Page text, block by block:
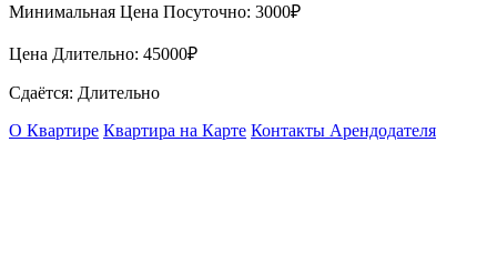
Минимальная Цена Посуточно: 3000₽
Цена Длительно: 45000₽
Сдаётся: Длительно
О Квартире Квартира на Карте Контакты Арендодателя